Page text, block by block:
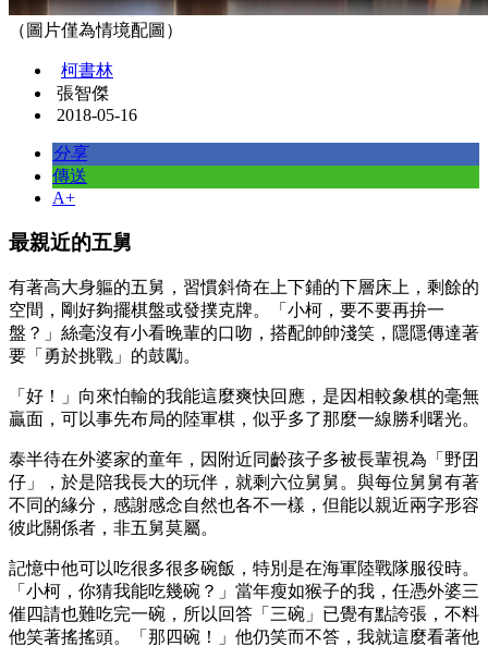
（圖片僅為情境配圖）
柯書林
張智傑
2018-05-16
分享
傳送
A+
最親近的五舅
有著高大身軀的五舅，習慣斜倚在上下鋪的下層床上，剩餘的
空間，剛好夠擺棋盤或發撲克牌。「小柯，要不要再拚一
盤？」絲毫沒有小看晚輩的口吻，搭配帥帥淺笑，隱隱傳達著
要「勇於挑戰」的鼓勵。
「好！」向來怕輸的我能這麼爽快回應，是因相較象棋的毫無
贏面，可以事先布局的陸軍棋，似乎多了那麼一線勝利曙光。
泰半待在外婆家的童年，因附近同齡孩子多被長輩視為「野囝
仔」，於是陪我長大的玩伴，就剩六位舅舅。與每位舅舅有著
不同的緣分，感謝感念自然也各不一樣，但能以親近兩字形容
彼此關係者，非五舅莫屬。
記憶中他可以吃很多很多碗飯，特別是在海軍陸戰隊服役時。
「小柯，你猜我能吃幾碗？」當年瘦如猴子的我，任憑外婆三
催四請也難吃完一碗，所以回答「三碗」已覺有點誇張，不料
他笑著搖搖頭。「那四碗！」他仍笑而不答，我就這麼看著他